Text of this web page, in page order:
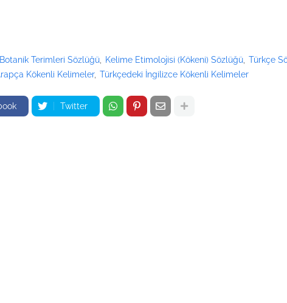
Botanik Terimleri Sözlüğü Kelime Etimolojisi (Kökeni) Sözlüğü Türkçe
Kökenli Kelimeler Türkçedeki İngilizce Kökenli Kelimeler
Twitter